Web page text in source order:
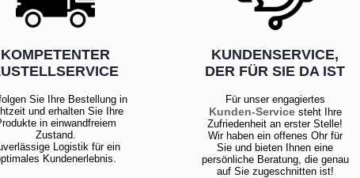
KOMPETENTER
Sie Ihre Bestellung in
und erhalten Sie Ihre
in einwandfreiem
Zustand.
Logistik für ein
Kundenerlebnis.
KUNDENSERVICE,
DER FÜR SIE DA IST
Für unser engagiertes
Kunden-Servicesteht Ihre
Zufriedenheit an erster Stelle!
Wir haben ein offenes Ohr für
Sie und bieten Ihnen eine
persönliche Beratung, die genau
auf Sie zugeschnitten ist!